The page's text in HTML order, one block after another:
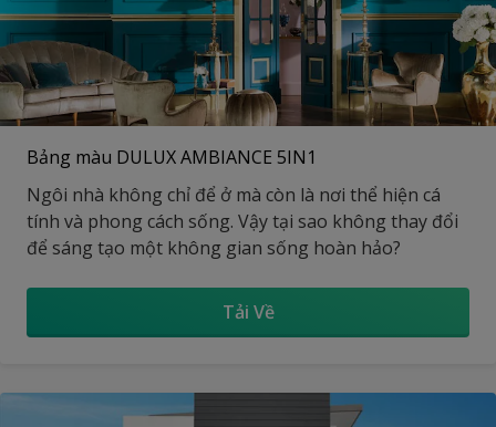
Bảng màu DULUX AMBIANCE 5IN1
Ngôi nhà không chỉ để ở mà còn là nơi thể hiện cá
tính và phong cách sống. Vậy tại sao không thay đổi
để sáng tạo một không gian sống hoàn hảo?
Tải Về